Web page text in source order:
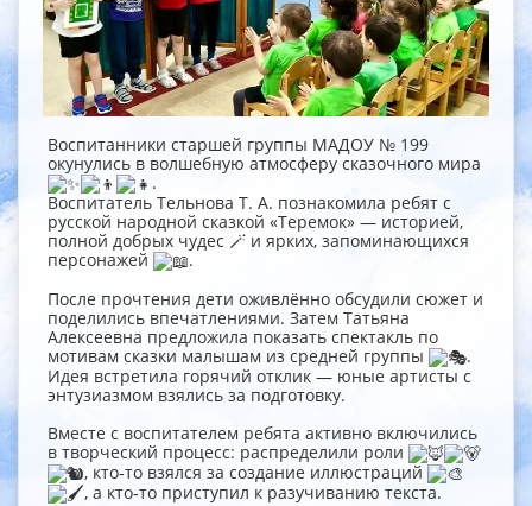
Воспитанники старшей группы МАДОУ № 199
окунулись в волшебную атмосферу сказочного мира
.
Воспитатель Тельнова Т. А. познакомила ребят с
русской народной сказкой «Теремок» — историей,
полной добрых чудес 🪄 и ярких, запоминающихся
персонажей
.
После прочтения дети оживлённо обсудили сюжет и
поделились впечатлениями. Затем Татьяна
Алексеевна предложила показать спектакль по
мотивам сказки малышам из средней группы
.
Идея встретила горячий отклик — юные артисты с
энтузиазмом взялись за подготовку.
Вместе с воспитателем ребята активно включились
в творческий процесс: распределили роли
, кто‑то взялся за создание иллюстраций
, а кто‑то приступил к разучиванию текста.